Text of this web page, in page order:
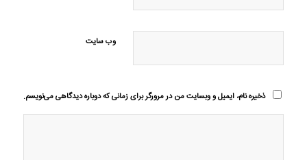
وب‌ سایت
ذخیره نام، ایمیل و وبسایت من در مرورگر برای زمانی که دوباره دیدگاهی می‌نویسم.